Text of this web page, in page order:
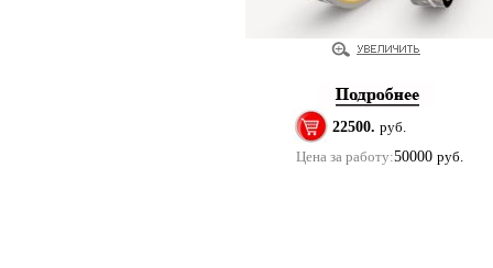
22500. руб.
Цена за работу:50000 руб.